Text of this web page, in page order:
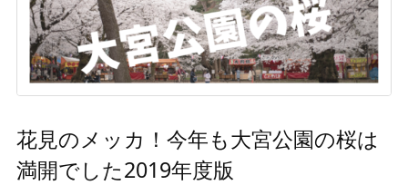
花見のメッカ！今年も大宮公園の桜は
満開でした2019年度版